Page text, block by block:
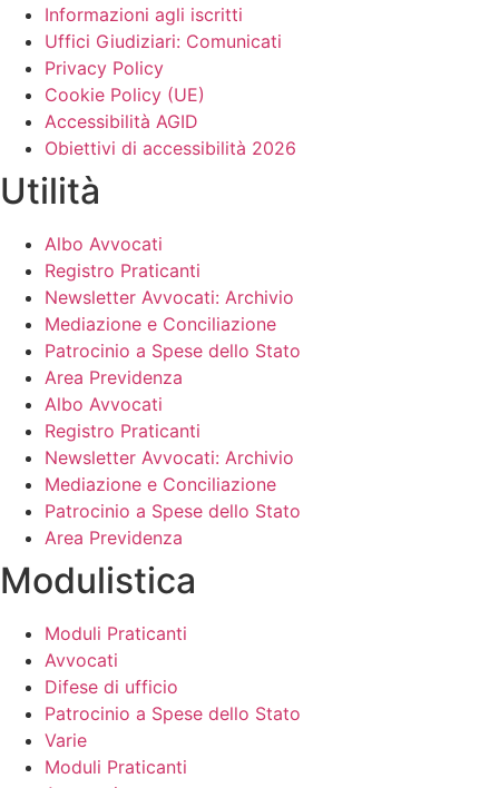
Informazioni agli iscritti
Uffici Giudiziari: Comunicati
Privacy Policy
Cookie Policy (UE)
Accessibilità AGID
Obiettivi di accessibilità 2026
Utilità
Albo Avvocati
Registro Praticanti
Newsletter Avvocati: Archivio
Mediazione e Conciliazione
Patrocinio a Spese dello Stato
Area Previdenza
Albo Avvocati
Registro Praticanti
Newsletter Avvocati: Archivio
Mediazione e Conciliazione
Patrocinio a Spese dello Stato
Area Previdenza
Modulistica
Moduli Praticanti
Avvocati
Difese di ufficio
Patrocinio a Spese dello Stato
Varie
Moduli Praticanti